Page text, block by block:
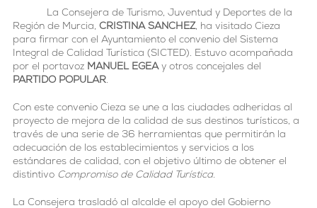
La Consejera de Turismo, Juventud y Deportes de la
Región de Murcia,CRISTINA SANCHEZ, ha visitado Cieza
para firmar con el Ayuntamiento el convenio del Sistema
Integral de Calidad Turística (SICTED). Estuvo acompañada
por el portavoz MANUEL EGEAy otros concejales del
PARTIDO POPULAR.
Con este convenio Cieza se une a las ciudades adheridas al
proyecto de mejora de la calidad de sus destinos turísticos, a
través de una serie de 36 herramientas que permitirán la
adecuación de los establecimientos y servicios a los
estándares de calidad, con el objetivo último de obtener el
distintivo Compromiso de Calidad Turística.
La Consejera trasladó al alcalde el apoyo del Gobierno